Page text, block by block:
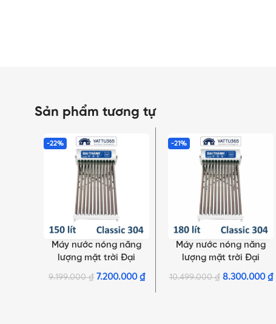
Sản phẩm tương tự
-22%
SELECT OPTIONS
Máy nước nóng năng
lượng mặt trời Đại
Thành 150 Lít Classic 10
Ống Φ70
9.199.000₫ 7.200.000 ₫
-21%
SELECT OPTIONS
Máy nước nóng năng
lượng mặt trời Đại
Thành 180 Lít Classic 12
Ống Φ70
10.499.000₫ 8.300.000 ₫